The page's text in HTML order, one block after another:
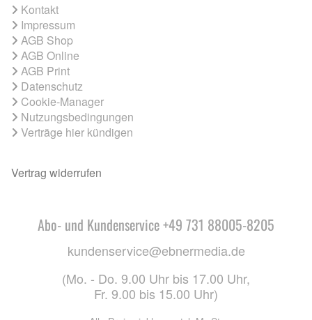
Kontakt
Impressum
AGB Shop
AGB Online
AGB Print
Datenschutz
Cookie-Manager
Nutzungsbedingungen
Verträge hier kündigen
Vertrag widerrufen
Abo- und Kundenservice +49 731 88005-8205
kundenservice@ebnermedia.de
(Mo. - Do. 9.00 Uhr bis 17.00 Uhr,
Fr. 9.00 bis 15.00 Uhr)